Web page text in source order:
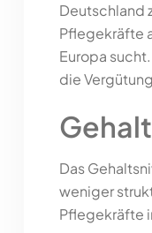
Deutschland
Pflegekräfte
Europa
die
Das
weniger
Pflegekräfte